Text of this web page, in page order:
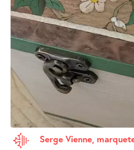
Serge Vienne,